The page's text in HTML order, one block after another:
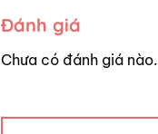
Đánh giá
Chưa có đánh giá nào.